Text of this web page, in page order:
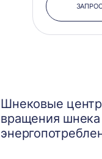
Шнековые
вращения